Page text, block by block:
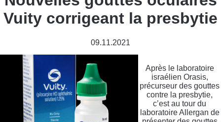
Vuity corrigeant la presbytie
09.11.2021
Après le laboratoire
israélien Orasis,
précurseur des gouttes
contre la presbytie,
c’est au tour du
laboratoire Allergan de